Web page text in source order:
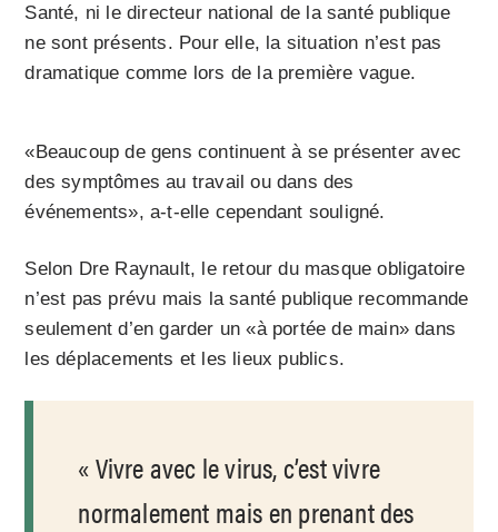
Santé, ni le directeur national de la santé publique
ne sont présents. Pour elle, la situation n’est pas
dramatique comme lors de la première vague.
«Beaucoup de gens continuent à se présenter avec
des symptômes au travail ou dans des
événements», a-t-elle cependant souligné.
Selon Dre Raynault, le retour du masque obligatoire
n’est pas prévu mais la santé publique recommande
seulement d’en garder un «à portée de main» dans
les déplacements et les lieux publics.
Vivre avec le virus, c’est vivre
normalement mais en prenant des